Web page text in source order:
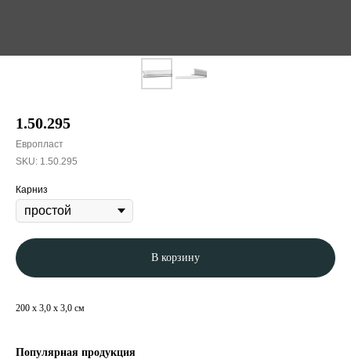
1.50.295
Европласт
SKU: 1.50.295
Карниз
В корзину
200 x 3,0 x 3,0 см
Популярная продукция